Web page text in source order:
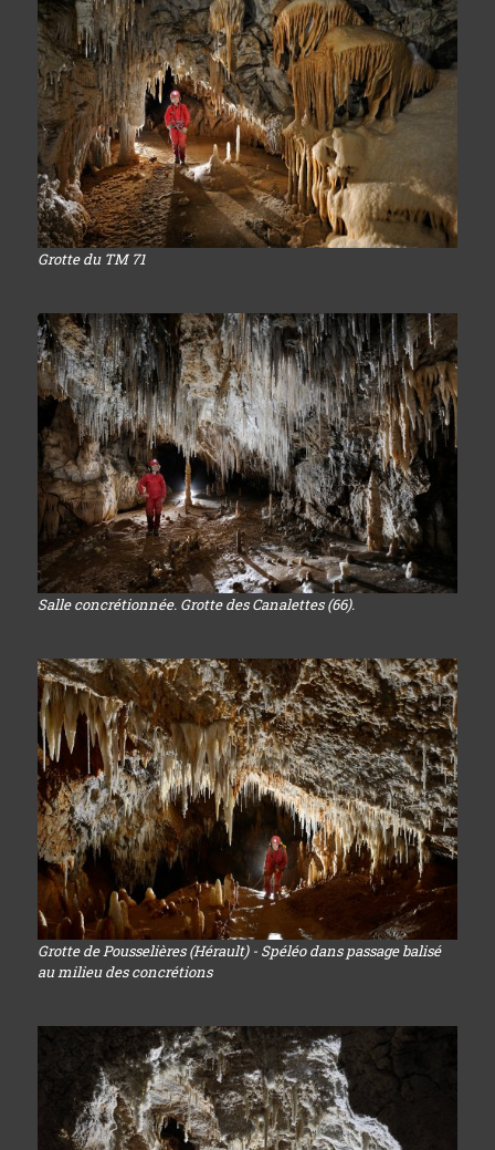
Grotte du TM 71
Salle concrétionnée. Grotte des Canalettes (66).
Grotte de Pousselières (Hérault) - Spéléo dans passage balisé
au milieu des concrétions